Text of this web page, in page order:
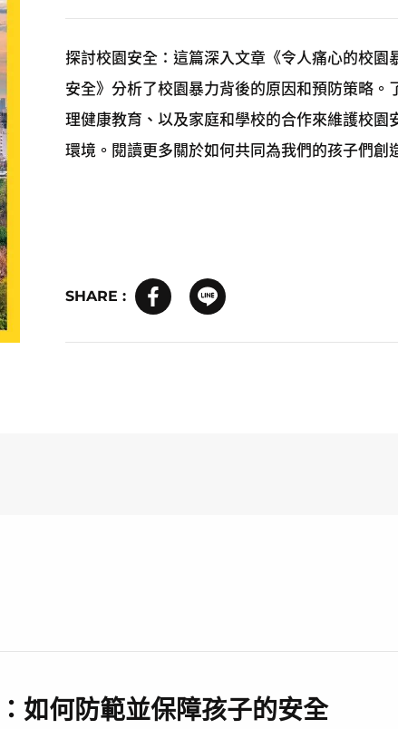
探討校園安全：這篇深入文章《令人痛心的校園
安全》分析了校園暴力背後的原因和預防策略
理健康教育、以及家庭和學校的合作來維護校園
環境。閱讀更多關於如何共同為我們的孩子們創
SHARE :
如何防範並保障孩子的安全